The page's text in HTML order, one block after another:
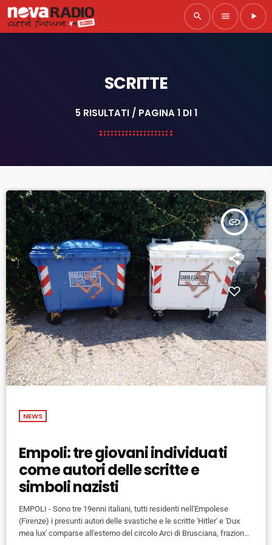
search menu play_arrow
SCRITTE
5 RISULTATI / PAGINA 1 DI 1
insert_link
NEWS
Empoli: tre giovani individuati
come autori delle scritte e
simboli nazisti
EMPOLI - Sono tre 19enni italiani, tutti residenti nell'Empolese
(Firenze) i presunti autori delle svastiche e le scritte 'Hitler' e 'Dux
mea lux' comparse all'esterno del circolo Arci di Brusciana, frazione